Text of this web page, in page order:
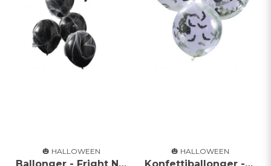
🎃 HALLOWEEN
Ballonger - Fright Night - Spindelväv
🎃 HALLOWEEN
Konfettiballonger - Halloween - Fladdermus